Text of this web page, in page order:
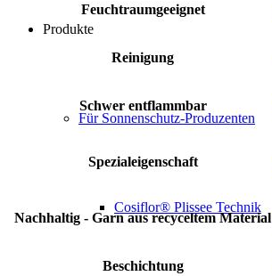
Produkte
Für Sonnenschutz-Produzenten
Cosiflor® Plissee Technik
Feuchtraumgeeignet
Reinigung
Schwer entflammbar
Spezialeigenschaft
Nachhaltig - Garn aus recyceltem Material
Beschichtung